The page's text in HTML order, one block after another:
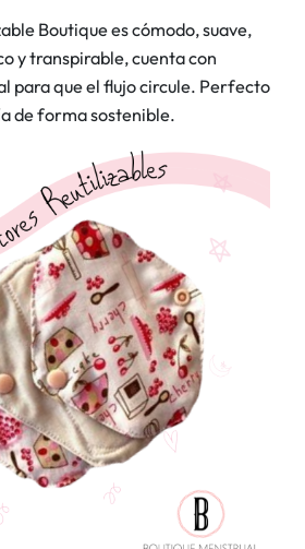
Boutique es cómodo, suave,
y transpirable, cuenta con
para que el flujo circule. Perfecto
de forma sostenible.